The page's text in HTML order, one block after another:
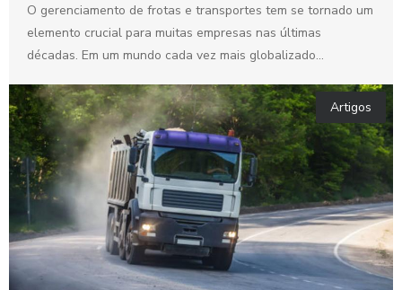
O gerenciamento de frotas e transportes tem se tornado um
elemento crucial para muitas empresas nas últimas
décadas. Em um mundo cada vez mais globalizado...
Artigos